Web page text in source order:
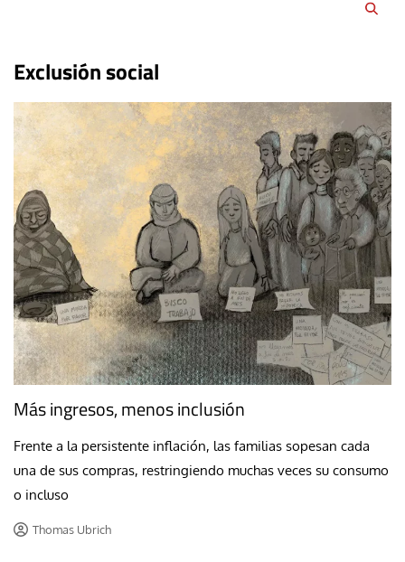
Exclusión social
Más ingresos, menos inclusión
Frente a la persistente inflación, las familias sopesan cada
una de sus compras, restringiendo muchas veces su consumo
o incluso
Thomas Ubrich